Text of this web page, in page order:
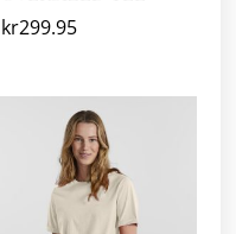
kr299.95